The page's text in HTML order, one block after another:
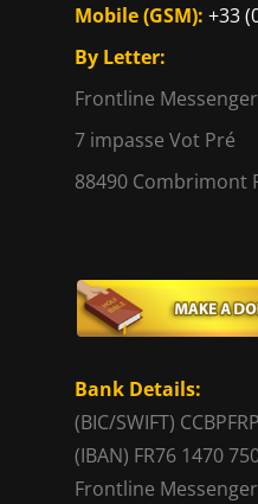
Mobile (GSM): +33
By Letter:
Frontline Messenger
7 impasse Vot Pré
88490 Combrimont
Bank Details:
(BIC/SWIFT)
(IBAN) FR76 1470
Frontline